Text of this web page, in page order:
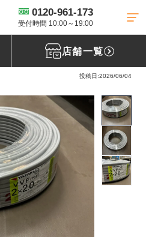
0120-961-173
受付時間 10:00～19:00
店舗一覧
ーブル買取
【買取実績】YAZAKI 矢崎
[埼玉県所沢市］入間店
投稿日:2026/06/04